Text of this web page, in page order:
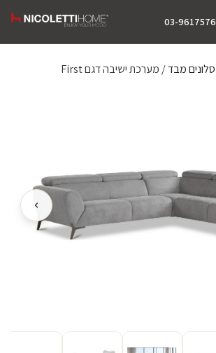
03-9617576
סלונים מבד/ מערכת ישיבה דגם First